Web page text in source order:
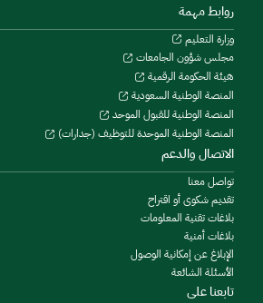
روابط مهمة
وزارة التعليم
مجلس شؤون الجامعات
هيئة الحكومة الرقمية
المنصة الوطنية السعودية
المنصة الوطنية للقبول الموحد
المنصة الوطنية الموحدة للتوظيف (جدارات)
الاتصال والدعم
تواصل معنا
تقديم شكوى أو اقتراح
بلاغات تقنية المعلومات
بلاغات أمنية
الإبلاغ عن إمكانية الوصول
الأسئلة الشائعة
تابعنا على